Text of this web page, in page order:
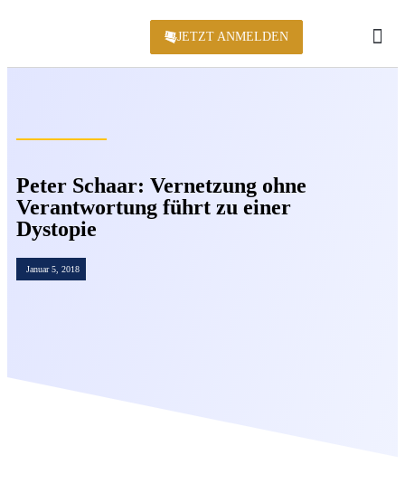
JETZT ANMELDEN
Peter Schaar: Vernetzung ohne
Verantwortung führt zu einer
Dystopie
Januar 5, 2018